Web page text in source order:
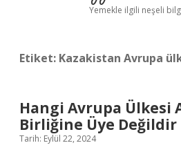
Yasal
Yemekle ilgili neşeli
Etiket: Kazakistan Avrupa
Hangi Avrupa Ülkesi
Birliğine Üye Değildir
Tarih: Eylül 22, 2024